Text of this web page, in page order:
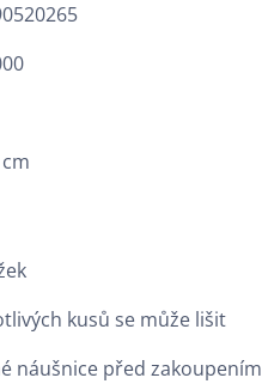
kusů se může lišit
náušnice před zakoupením